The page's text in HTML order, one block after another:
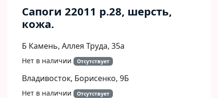
Сапоги 22011 р.28, шерсть,
кожа.
Б Камень, Аллея Труда, 35а
Нет в наличии Отсутствует
Владивосток, Борисенко, 9Б​
Нет в наличии Отсутствует